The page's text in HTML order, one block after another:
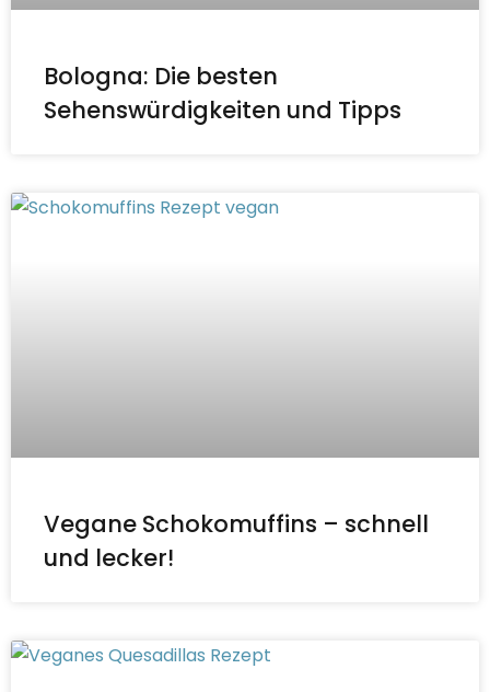
Bologna: Die besten
Sehenswürdigkeiten und Tipps
Vegane Schokomuffins – schnell
und lecker!